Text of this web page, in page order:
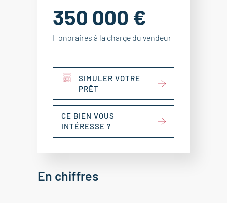
350 000 €
Honoraires à la charge du vendeur
SIMULER VOTRE
PRÊT
CE BIEN VOUS
INTÉRESSE ?
En chiffres